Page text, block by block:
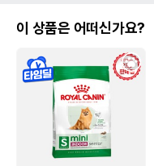
이 상품은 어떠신가요?